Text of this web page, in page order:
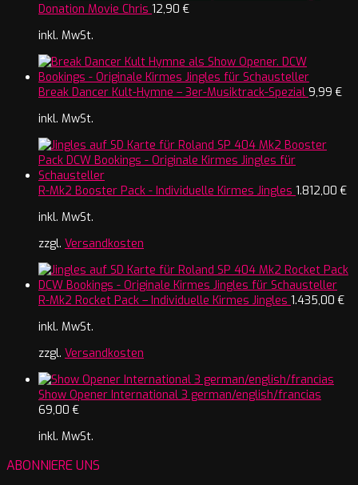
Donation Movie Chris 12,90 €
inkl. MwSt.
Break Dancer Kult-Hymne – 3er-Musiktrack-Spezial 9,99 €
inkl. MwSt.
R-Mk2 Booster Pack - Individuelle Kirmes Jingles 1.812,00 €
inkl. MwSt.
zzgl. Versandkosten
R-Mk2 Rocket Pack – Individuelle Kirmes Jingles 1.435,00 €
inkl. MwSt.
zzgl. Versandkosten
Show Opener International 3 german/english/francias
69,00 €
inkl. MwSt.
ABONNIERE UNS